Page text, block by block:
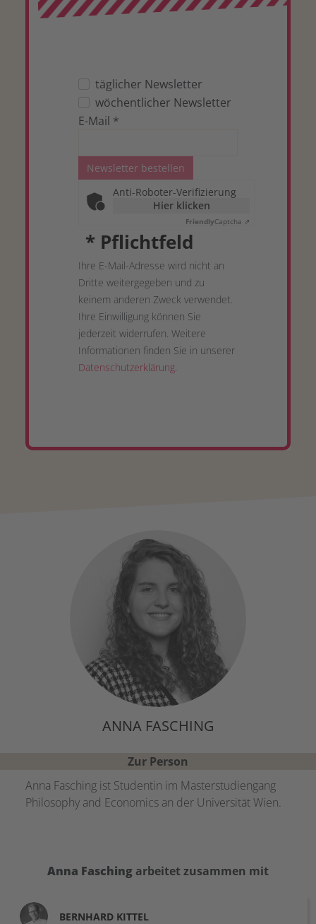
täglicher Newsletter
wöchentlicher Newsletter
E-Mail *
Newsletter bestellen
Anti-Roboter-Verifizierung
Hier klicken
FriendlyCaptcha ⇗
* Pflichtfeld
Ihre E-Mail-Adresse wird nicht an
Dritte weitergegeben und zu
keinem anderen Zweck verwendet.
Ihre Einwilligung können Sie
jederzeit widerrufen. Weitere
Informationen finden Sie in unserer
Datenschutzerklärung.
ANNA FASCHING
Zur Person
Anna Fasching ist Studentin im Masterstudiengang
Philosophy and Economics an der Universität Wien.
Anna Fasching arbeitet zusammen mit
BERNHARD KITTEL